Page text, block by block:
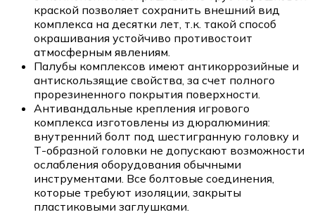
краской позволяет сохранить внешний вид
комплекса на десятки лет, т.к. такой способ
окрашивания устойчиво противостоит
атмосферным явлениям.
Палубы комплексов имеют антикоррозийные и
антискользящие свойства, за счет полного
прорезиненного покрытия поверхности.
Антивандальные крепления игрового
комплекса изготовлены из дюралюминия:
внутренний болт под шестигранную головку и
Т-образной головки не допускают возможности
ослабления оборудования обычными
инструментами. Все болтовые соединения,
которые требуют изоляции, закрыты
пластиковыми заглушками.